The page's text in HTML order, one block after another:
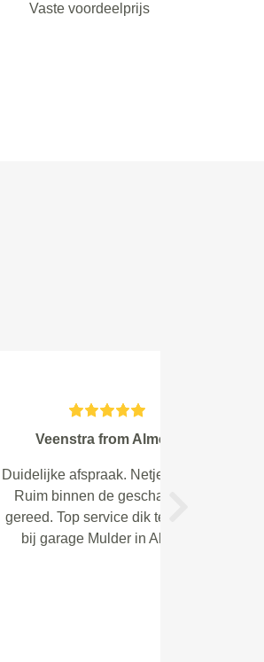
Vaste voordeelprijs
Hilversum
monteurs.
geholpen